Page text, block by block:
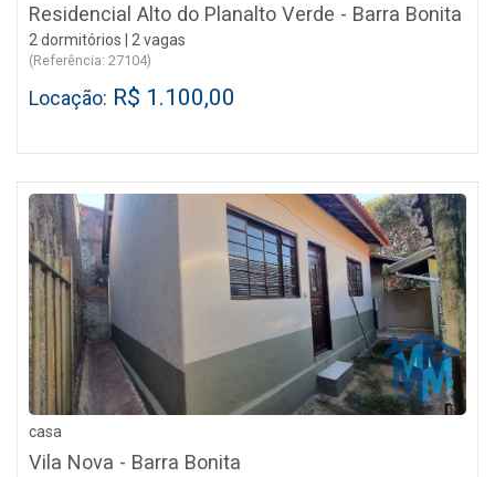
Residencial Alto do Planalto Verde - Barra Bonita
2 dormitórios | 2 vagas
(Referência: 27104)
Locação: R$ 1.100,00
casa
Vila Nova - Barra Bonita